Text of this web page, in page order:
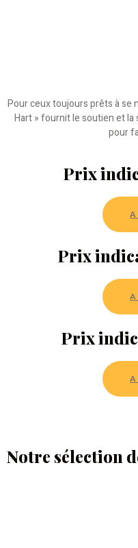
Pour ceux toujours prêts à se
Hart » fournit le soutien et
pour
Prix
Prix
Prix
Notre sélection